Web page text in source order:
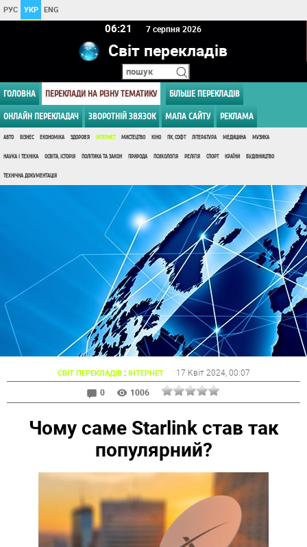
РУС УКР ENG
06 21 7 серпня 2026
Світ перекладів
ГОЛОВНА ПЕРЕКЛАДИ НА РІЗНУ ТЕМАТИКУ БІЛЬШЕ ПЕРЕКЛАДІВ
ОНЛАЙН ПЕРЕКЛАДАЧ ЗВОРОТНІЙ ЗВЯЗОК МАПА САЙТУ РЕКЛАМА
АВТО БІЗНЕС ЕКОНОМІКА ЗДОРОВ'Я ІНТЕРНЕТ МИСТЕЦТВО КІНО ПК, СОФТ ЛІТЕРАТУРА МЕДИЦИНА МУЗИКА
НАУКА І ТЕХНІКА ОСВІТА, ІСТОРІЯ ПОЛІТИКА ТА ЗАКОН ПРИРОДА ПСИХОЛОГІЯ РЕЛІГІЯ СПОРТ КРАЇНИ БУДІВНИЦТВО
ТЕХНІЧНА ДОКУМЕНТАЦІЯ
СВІТ ПЕРЕКЛАДІВ: ІНТЕРНЕТ 17 Квіт 2024, 00:07
0
1006
Чому саме Starlink став так
популярний?